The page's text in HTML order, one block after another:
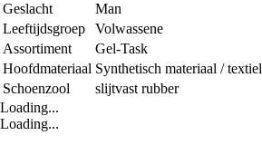
Geslacht
Man
Leeftijdsgroep
Volwassene
Assortiment
Gel-Task
Hoofdmateriaal Synthetisch materiaal / textiel
Schoenzool
slijtvast rubber
Loading...
Loading...